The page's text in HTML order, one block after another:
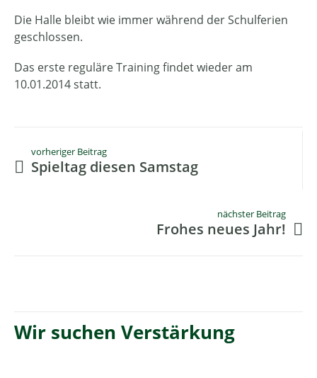
Die Halle bleibt wie immer während der Schulferien
geschlossen.
Das erste reguläre Training findet wieder am
10.01.2014 statt.
vorheriger Beitrag
Spieltag diesen Samstag
nächster Beitrag
Frohes neues Jahr!
Wir suchen Verstärkung